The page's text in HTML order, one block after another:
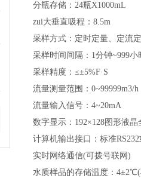
分瓶存储：24瓶X1000mL
zui大垂直吸程：8.5m
采样方式：定时定量、定流
采样时间间隔：1分钟~999小
采样精度：≤±5%F·S
流量测量范围：0~99999m3/h
流量输入信号：4~20mA
数字显示：192×128图形液
计算机输出接口：标准RS232
实时网络通信(可拨号联网)
水质样品的存储温度：